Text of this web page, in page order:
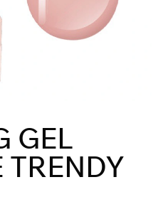
GEL